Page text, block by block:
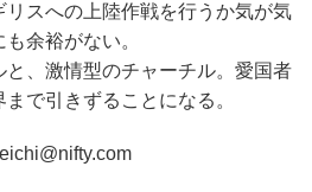
スへの上陸作戦を行うか気が気
余裕がない。
、激情型のチャーチル。愛国者
で引きずることになる。